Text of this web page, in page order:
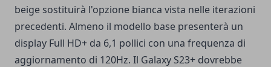
beige sostituirà l'opzione bianca vista nelle iterazioni
precedenti. Almeno il modello base presenterà un
display Full HD+ da 6,1 pollici con una frequenza di
aggiornamento di 120Hz. Il Galaxy S23+ dovrebbe